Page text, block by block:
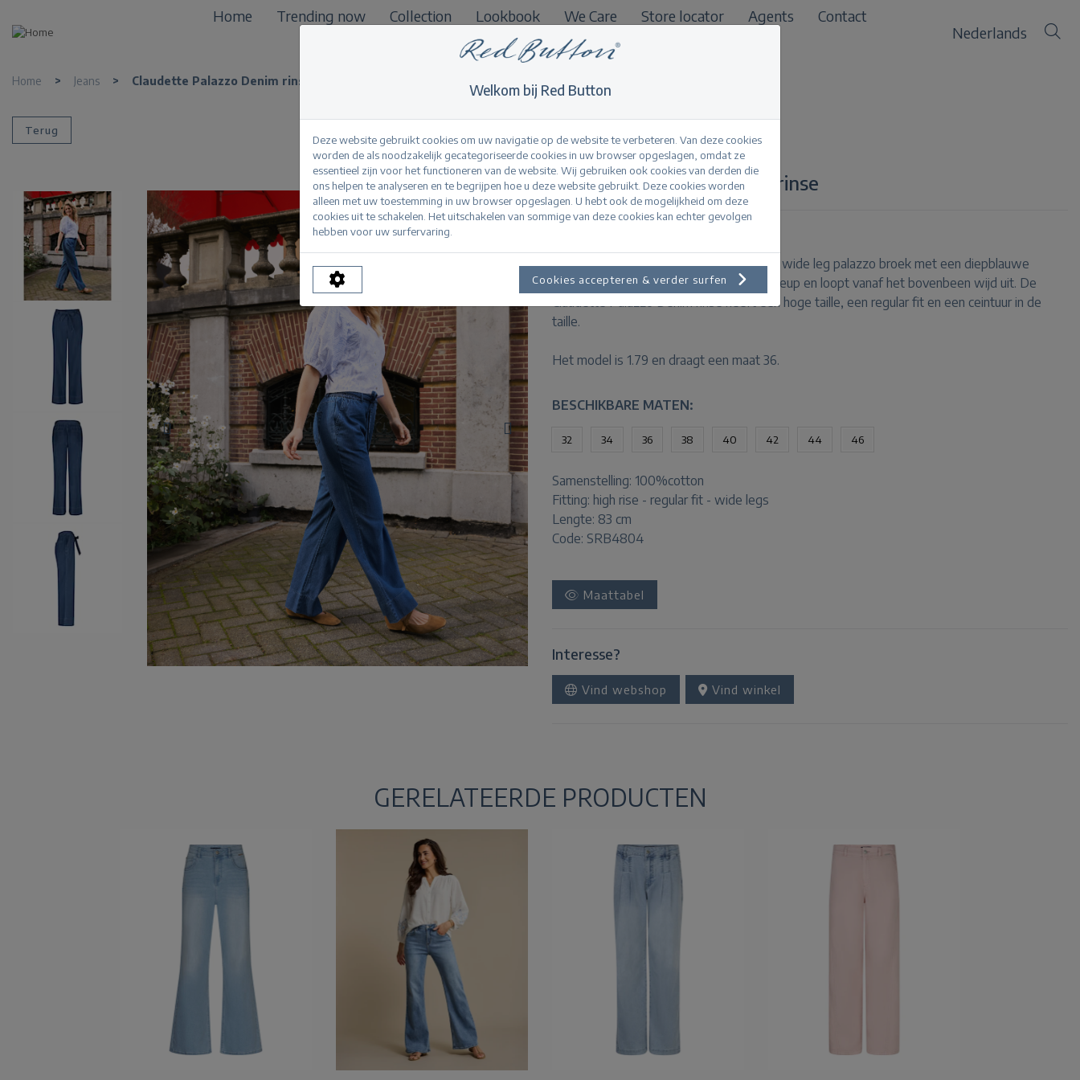
Home Trending now Collection Lookbook We Care Store locator Agents
Contact
B2B
Nederlands
Home > Jeans > Claudette Palazzo Denim rinse
Terug
Claudette Palazzo Denim rinse
De Claudette Palazzo Denim rinse is een wide leg palazzo broek met een diepblauwe
wassing. De broek is aansluitend op de heup en loopt vanaf het bovenbeen wijd uit. De
Claudette Palazzo Denim rinse heeft een hoge taille, een regular fit en een ceintuur in de
taille.
Het model is 1.79 en draagt een maat 36.
BESCHIKBARE MATEN:
32 34 36 38 40 42 44 46
Samenstelling: 100%cotton
Fitting: high rise - regular fit - wide legs
Lengte: 83 cm
Code: SRB4804
Maattabel
Interesse?
Vind webshop Vind winkel
GERELATEERDE PRODUCTEN
Welkom bij Red Button
Deze website gebruikt cookies om uw navigatie op de website te verbeteren. Van deze cookies
worden de als noodzakelijk gecategoriseerde cookies in uw browser opgeslagen, omdat ze
essentieel zijn voor het functioneren van de website. Wij gebruiken ook cookies van derden die
ons helpen te analyseren en te begrijpen hoe u deze website gebruikt. Deze cookies worden
alleen met uw toestemming in uw browser opgeslagen. U hebt ook de mogelijkheid om deze
cookies uit te schakelen. Het uitschakelen van sommige van deze cookies kan echter gevolgen
hebben voor uw surfervaring.
Cookies accepteren & verder surfen